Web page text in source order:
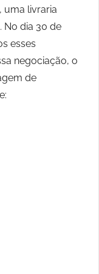
uma livraria
No dia 30 de
esses
negociação, o
de